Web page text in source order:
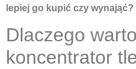
lepiej go kupić czy wynająć?
Dlaczego
koncentrator